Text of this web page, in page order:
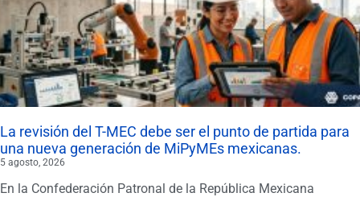
La revisión del T-MEC debe ser el punto de partida para
una nueva generación de MiPyMEs mexicanas.
5 agosto, 2026
En la Confederación Patronal de la República Mexicana